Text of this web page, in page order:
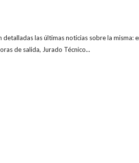
detalladas las últimas noticias sobre la misma:
de salida, Jurado Técnico...